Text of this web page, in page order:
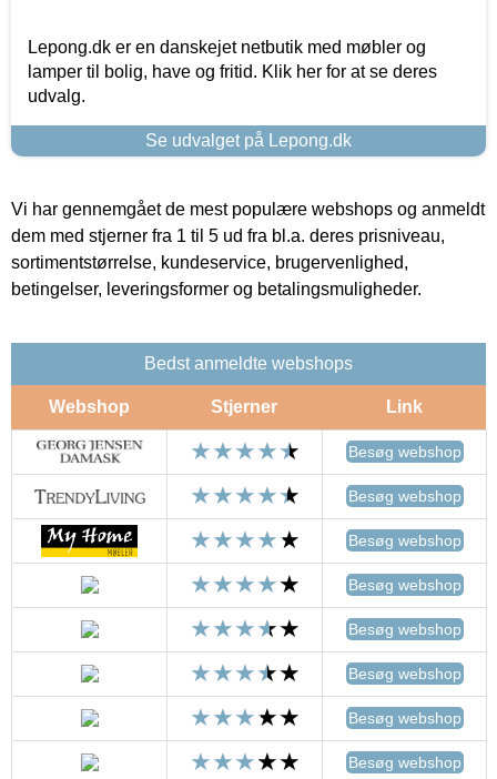
Lepong.dk er en danskejet netbutik med møbler og
lamper til bolig, have og fritid. Klik her for at se deres
udvalg.
Se udvalget på Lepong.dk
Vi har gennemgået de mest populære webshops og anmeldt
dem med stjerner fra 1 til 5 ud fra bl.a. deres prisniveau,
sortimentstørrelse, kundeservice, brugervenlighed,
betingelser, leveringsformer og betalingsmuligheder.
Bedst anmeldte webshops
Webshop Stjerner Link
Besøg webshop
Besøg webshop
Besøg webshop
Besøg webshop
Besøg webshop
Besøg webshop
Besøg webshop
Besøg webshop